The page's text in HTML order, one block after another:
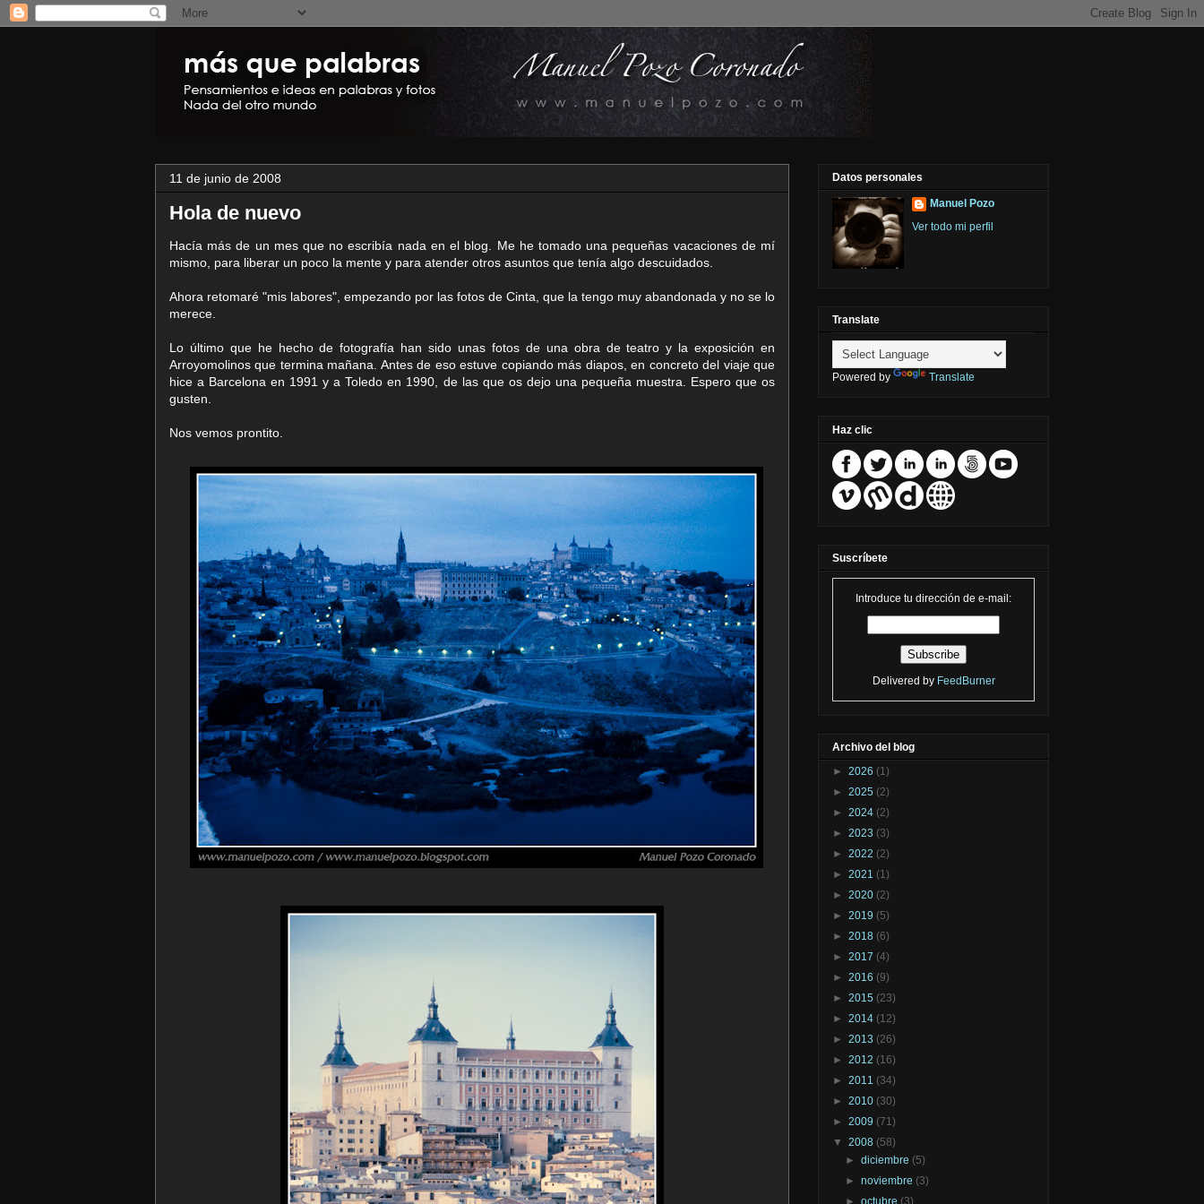
11 de junio de 2008
Hola de nuevo
Hacía más de un mes que no escribía nada en el blog. Me he tomado una pequeñas vacaciones de mí
mismo, para liberar un poco la mente y para atender otros asuntos que tenía algo descuidados.
Ahora retomaré "mis labores", empezando por las fotos de Cinta, que la tengo muy abandonada y no se lo
merece.
Lo último que he hecho de fotografía han sido unas fotos de una obra de teatro y la exposición en
Arroyomolinos que termina mañana. Antes de eso estuve copiando más diapos, en concreto del viaje que
hice a Barcelona en 1991 y a Toledo en 1990, de las que os dejo una pequeña muestra. Espero que os
gusten.
Nos vemos prontito.
Datos personales
Manuel Pozo
Ver todo mi perfil
Translate
Powered by Translate
Haz clic
Suscríbete
Introduce tu dirección de e-mail:
Delivered by FeedBurner
Archivo del blog
► 2026 (1)
► 2025 (2)
► 2024 (2)
► 2023 (3)
► 2022 (2)
► 2021 (1)
► 2020 (2)
► 2019 (5)
► 2018 (6)
► 2017 (4)
► 2016 (9)
► 2015 (23)
► 2014 (12)
► 2013 (26)
► 2012 (16)
► 2011 (34)
► 2010 (30)
► 2009 (71)
▼ 2008 (58)
►diciembre (5)
►noviembre (3)
►octubre (3)